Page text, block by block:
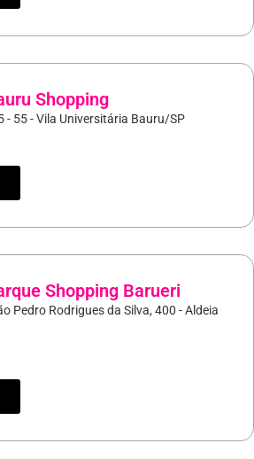
Shopping
- 55 - Vila Universitária Bauru/SP
Shopping Barueri
Pedro Rodrigues da Silva, 400 - Aldeia